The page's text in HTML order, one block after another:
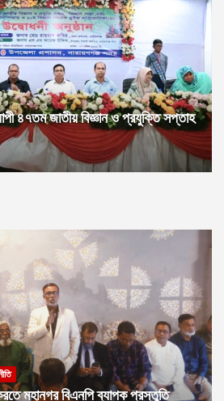
৪৭তম জাতীয় বিজ্ঞান ও প্রযুক্তি সপ্তাহ
মহানগর বিএনপি ব্যাপক প্রস্তুতি